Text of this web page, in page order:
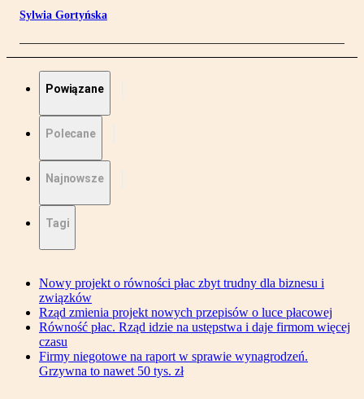
Sylwia Gortyńska
Powiązane
Polecane
Najnowsze
Tagi
Nowy projekt o równości płac zbyt trudny dla biznesu i
związków
Rząd zmienia projekt nowych przepisów o luce płacowej
Równość płac. Rząd idzie na ustępstwa i daje firmom więcej
czasu
Firmy niegotowe na raport w sprawie wynagrodzeń.
Grzywna to nawet 50 tys. zł